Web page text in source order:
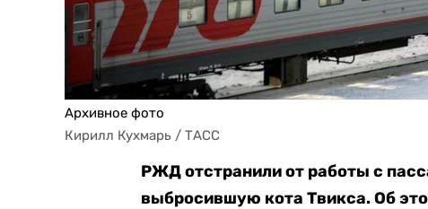
Архивное фото
Кирилл Кухмарь / ТАСС
РЖД отстранили от работы с
выбросившую кота Твикса. Об